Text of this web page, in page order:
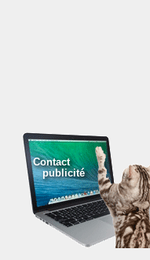
Contact
publicité